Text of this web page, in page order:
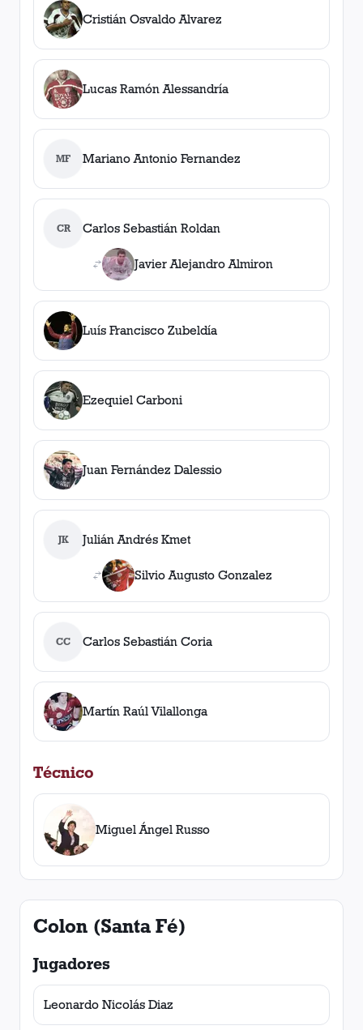
Cristián Osvaldo Alvarez
Lucas Ramón Alessandría
MF Mariano Antonio Fernandez
CR Carlos Sebastián Roldan
Javier Alejandro Almiron
Luís Francisco Zubeldía
Ezequiel Carboni
Juan Fernández Dalessio
JK Julián Andrés Kmet
Silvio Augusto Gonzalez
CC Carlos Sebastián Coria
Martín Raúl Vilallonga
Técnico
Miguel Ángel Russo
Colon (Santa Fé)
Jugadores
Leonardo Nicolás Diaz